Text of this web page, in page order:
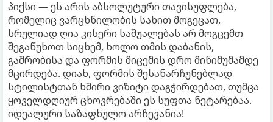
პიქსი — ეს არის აბსოლუტური თავისუფლება,
რომელიც ვარცხნილობის სახით მოგეცათ.
სრულიად ღია კისერი საშუალებას არ მოგცემთ
შეგაწუხოთ სიცხემ, ხოლო თმის დაბანის,
გაშრობისა და ფორმის მიცემის დრო მინიმუმამდე
მცირდება. დიახ, ფორმის შესანარჩუნებლად
სტილისტთან ხშირი ვიზიტი დაგჭირდებათ, თუმცა
ყოველდღიურ ცხოვრებაში ეს სუფთა ნეტარებაა.
იდეალური საზაფხულო არჩევანია!